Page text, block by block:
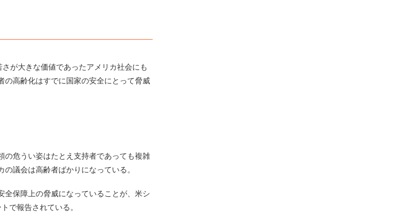
が大きな価値であったアメリカ社会にも
の高齢化はすでに国家の安全にとって脅威
危うい姿はたとえ支持者であっても複雑
議会は高齢者ばかりになっている。
保障上の脅威になっていることが、米シ
で報告されている。